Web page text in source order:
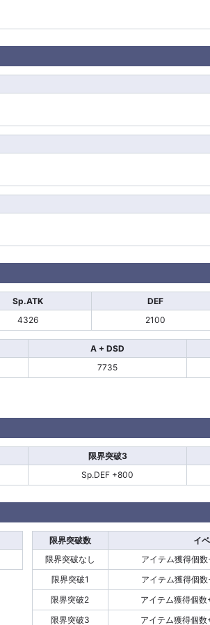
Sp.ATK DEF
4326 2100
A + DSD
7735
限界突破3
Sp.DEF +800
限界突破数
イ
限界突破なし
アイテム獲得個
限界突破1
アイテム獲得個
限界突破2
アイテム獲得個
限界突破3
アイテム獲得個